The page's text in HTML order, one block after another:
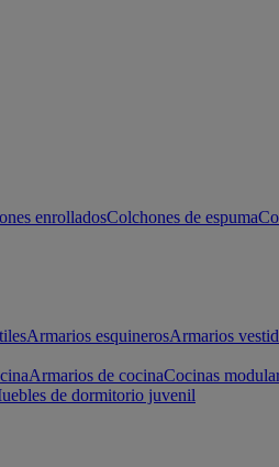
enrolladosColchones de espuma
Armarios esquinerosArmarios
Armarios de cocinaCocinas
de dormitorio juvenil